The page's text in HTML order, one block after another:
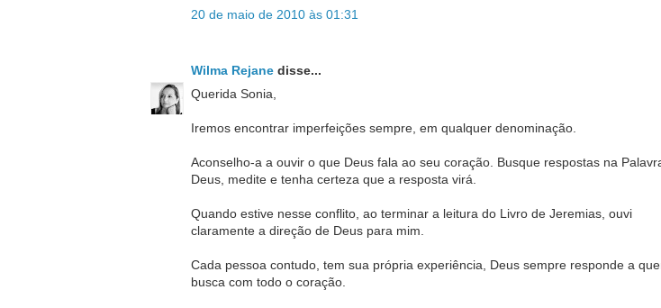
20 de maio de 2010 às 01:31
Wilma Rejanedisse...
Querida Sonia,
Iremos encontrar imperfeições sempre, em qualquer denominação.
Aconselho-a a ouvir o que Deus fala ao seu coração. Busque respostas na
Deus, medite e tenha certeza que a resposta virá.
Quando estive nesse conflito, ao terminar a leitura do Livro de Jeremias, ouvi
claramente a direção de Deus para mim.
Cada pessoa contudo, tem sua própria experiência, Deus sempre responde a
busca com todo o coração.